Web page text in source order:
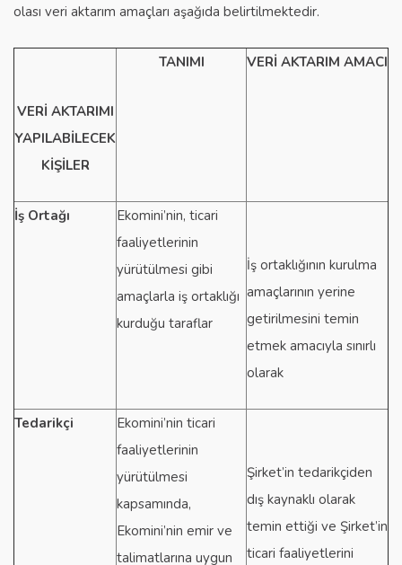
olası veri aktarım amaçları aşağıda belirtilmektedir.
VERİ AKTARIMI
YAPILABİLECEK
KİŞİLER
TANIMI VERİ AKTARIM AMACI
İş Ortağı
Ekomini’nin, ticari
faaliyetlerinin
yürütülmesi gibi
amaçlarla iş ortaklığı
kurduğu taraflar
İş ortaklığının kurulma
amaçlarının yerine
getirilmesini temin
etmek amacıyla sınırlı
olarak
Tedarikçi
Ekomini’nin ticari
faaliyetlerinin
yürütülmesi
kapsamında,
Ekomini’nin emir ve
talimatlarına uygun
Şirket’in tedarikçiden
dış kaynaklı olarak
temin ettiği ve Şirket’in
ticari faaliyetlerini